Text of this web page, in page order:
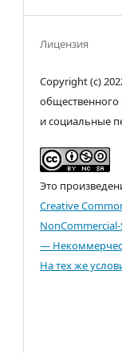
Лицензия
Copyright (c)
и социальные
Это
Creative
—
На тех же